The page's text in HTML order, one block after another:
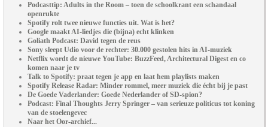
Podcasttip: Adults in the Room – toen de schoolkrant een schandaal
openrukte
Spotify rolt twee nieuwe functies uit. Wat is het?
Google maakt AI-liedjes die (bijna) echt klinken
Goliath Podcast: David tegen de reus
Sony sleept Udio voor de rechter: 30.000 gestolen hits in AI-muziek
Netflix wordt de nieuwe YouTube: BuzzFeed, Architectural Digest en co
komen naar je tv
Talk to Spotify: praat tegen je app en laat hem playlists maken
Spotify Release Radar: Minder rommel, meer muziek die écht bij je past
De Goede Vaderlander: Goede Nederlander of SD-spion?
Podcast: Final Thoughts Jerry Springer – van serieuze politicus tot koning
van de stoelengevec
Naar het Oor-archief...